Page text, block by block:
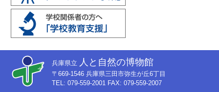
兵庫県立 人と自然の博物館
〒669-1546 兵庫県三田市弥生が丘6丁目
TEL: 079-559-2001 FAX: 079-559-2007